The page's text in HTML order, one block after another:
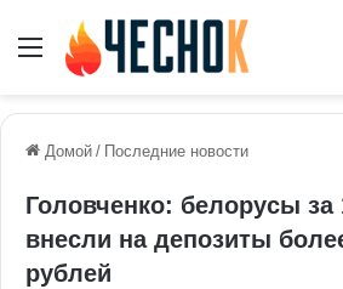
Меню
Домой / Последние новости
Головченко: белорусы за
внесли на депозиты
рублей